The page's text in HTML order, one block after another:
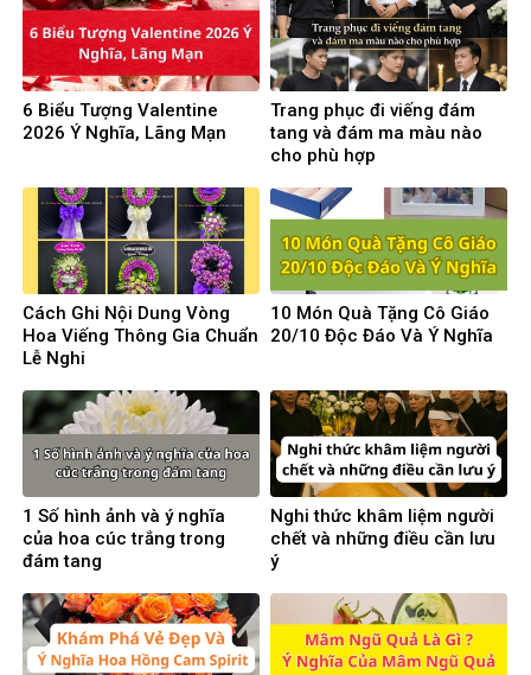
6 Biểu Tượng Valentine
2026 Ý Nghĩa, Lãng Mạn
Trang phục đi viếng đám
tang và đám ma màu nào
cho phù hợp
Cách Ghi Nội Dung Vòng
Hoa Viếng Thông Gia Chuẩn
Lễ Nghi
10 Món Quà Tặng Cô Giáo
20/10 Độc Đáo Và Ý Nghĩa
1 Số hình ảnh và ý nghĩa
của hoa cúc trắng trong
đám tang
Nghi thức khâm liệm người
chết và những điều cần lưu
ý